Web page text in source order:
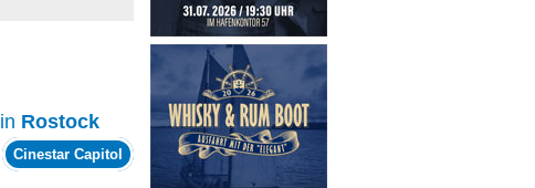
in Rostock
Cinestar Capitol